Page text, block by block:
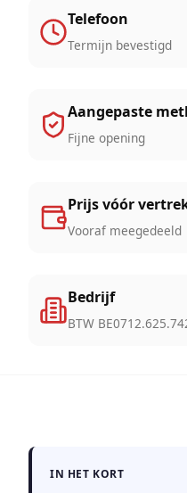
Telefoon
Termijn bevestigd
Aangepaste
Fijne opening
Prijs vóór
Vooraf meegedeeld
Bedrijf
BTW
IN HET KORT